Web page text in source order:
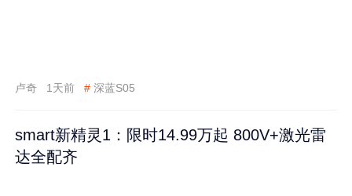
卢奇 1天前 # 深蓝S05
smart新精灵1：限时14.99万起 800V+激光雷
达全配齐